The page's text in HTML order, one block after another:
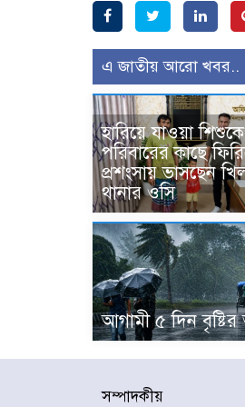
এ জাতীয় আরো খবর..
হারিয়ে যাওয়া শিশুকে
পরিবারের কাছে
প্রশংসায় ভাসছেন
থানার ওসি
আগামী ৫ দিন
সম্পাদকীয়